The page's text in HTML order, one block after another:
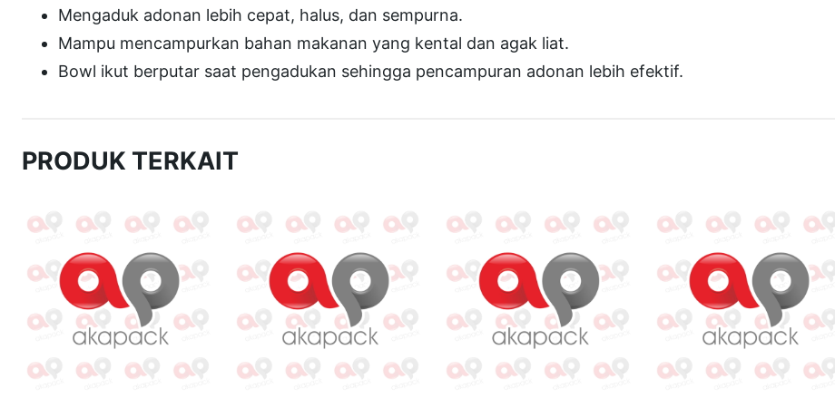
H
e
t
h
N
e
w
C
Mengaduk adonan lebih cepat, halus, dan sempurna.
Mampu mencampurkan bahan makanan yang kental dan agak liat.
Bowl ikut berputar saat pengadukan sehingga pencampuran adonan lebih efektif.
PRODUK TERKAIT